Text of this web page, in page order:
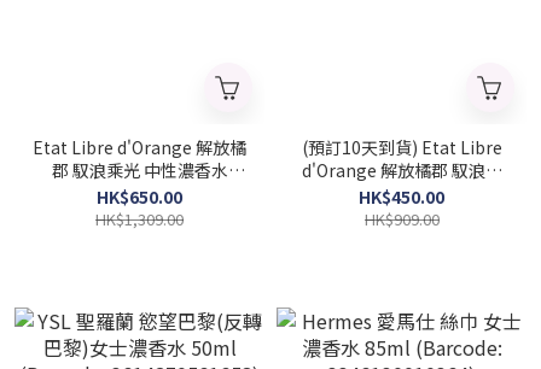
Etat Libre d'Orange 解放橘
郡 馭浪乘光 中性濃香水
100ml (Barcode:
3760168593970)
HK$650.00
HK$1,309.00
(預訂10天到貨) Etat Libre
d'Orange 解放橘郡 馭浪乘
光 中性濃香水 50ml
(Barcode: 3760168594137)
HK$450.00
HK$909.00